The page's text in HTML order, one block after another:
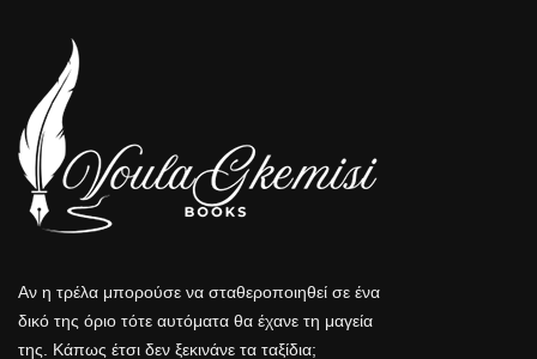
Αν η τρέλα μπορούσε να σταθεροποιηθεί σε ένα
δικό της όριο τότε αυτόματα θα έχανε τη μαγεία
της. Κάπως έτσι δεν ξεκινάνε τα ταξίδια;